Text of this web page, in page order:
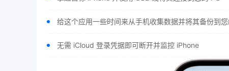
给这个应用一些时间来从手机收集数据并将其备份到
无需 iCloud 登录凭据即可断开并监控 iPhone